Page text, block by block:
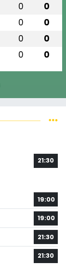
0 0
0 0
0 0
0 0
21:30
19:00
19:00
21:30
21:30